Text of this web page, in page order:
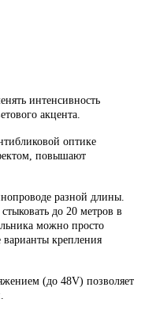
интенсивность
акцента.
оптике
повышают
разной длины.
до 20 метров в
можно просто
крепления
(до 48V) позволяет